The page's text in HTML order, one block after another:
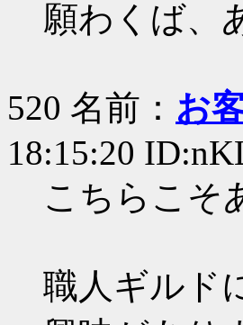
願わくば、
520 名前： お
18:15:20
こちらこそ
職人ギルド